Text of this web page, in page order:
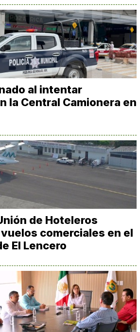
al intentar
la Central Camionera en
de Hoteleros
comerciales en el
El Lencero